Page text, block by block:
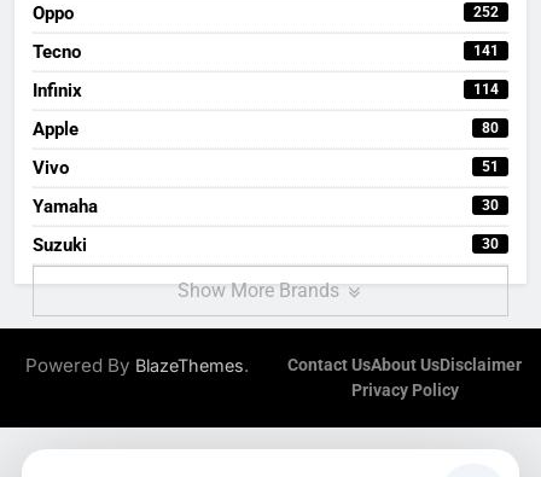
Oppo 252
Tecno 141
Infinix 114
Apple 80
Vivo 51
Yamaha 30
Suzuki 30
Show More Brands
Powered By BlazeThemes. Contact UsAbout UsDisclaimer
Privacy Policy